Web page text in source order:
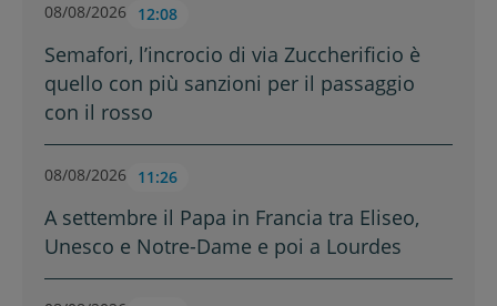
08/08/2026 12:08
Semafori, l’incrocio di via Zuccherificio è
quello con più sanzioni per il passaggio
con il rosso
08/08/2026 11:26
A settembre il Papa in Francia tra Eliseo,
Unesco e Notre-Dame e poi a Lourdes